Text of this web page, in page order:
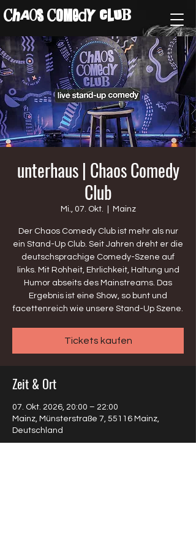
ChAos COMedY cLuB
unterhaus | Chaos Comedy
Club
Mi., 07. Okt. Mainz
Der Chaos Comedy Club ist mehr als nur
ein Stand-Up Club. Seit Jahren dreht er die
deutschsprachige Comedy-Szene auf
links. Mit Rohheit, Ehrlichkeit, Haltung und
Humor abseits des Mainstreams. Das
Ergebnis ist eine Show, so bunt und
facettenreich wie unsere Stand-Up Szene.
Tickets kaufen
Zeit & Ort
07. Okt. 2026, 20:00 – 22:00
Mainz, Münsterstraße 7, 55116 Mainz,
Deutschland